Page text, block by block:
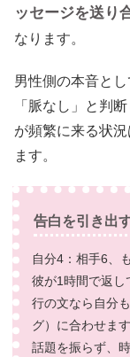
ッセージを送り
なります。
男性側の本音と
「脈なし」と判
が頻繁に来る状
ます。
告白を引き出
自分4：相手6、
彼が1時間で返し
行の文なら自分
グ）に合わせま
話題を振らず、